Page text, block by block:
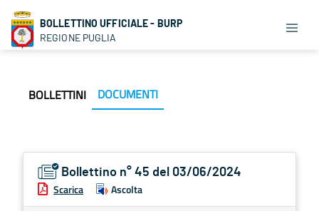
BOLLETTINO UFFICIALE - BURP
REGIONE PUGLIA
BOLLETTINI DOCUMENTI
Bollettino n° 45 del 03/06/2024
Scarica Ascolta